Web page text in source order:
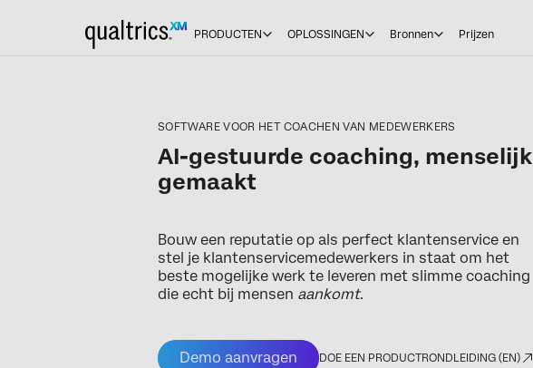
PRODUCTEN OPLOSSINGEN Bronnen Prijzen
SOFTWARE VOOR HET COACHEN VAN MEDEWERKERS
AI-gestuurde coaching, menselijk
gemaakt
Bouw een reputatie op als perfect klantenservice en
stel je klantenservicemedewerkers in staat om het
beste mogelijke werk te leveren met slimme coaching
die echt bij mensen aankomt.
Demo aanvragen DOE EEN PRODUCTRONDLEIDING (EN)